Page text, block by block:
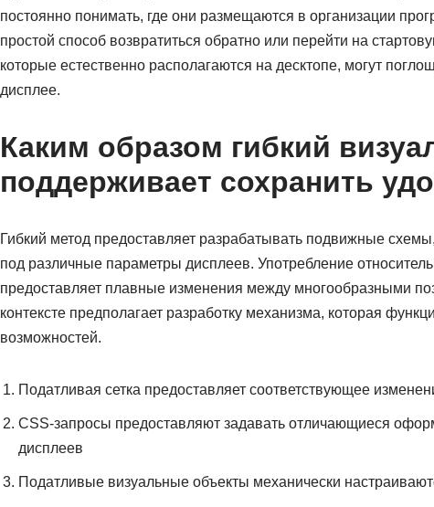
постоянно понимать, где они размещаются в организации
простой способ возвратиться обратно или перейти на
которые естественно располагаются на десктопе, могут
дисплее.
Каким образом гибкий
поддерживает сохранить
Гибкий метод предоставляет разрабатывать подвижные
под различные параметры дисплеев. Употребление
предоставляет плавные изменения между многообразными
контексте предполагает разработку механизма, которая
возможностей.
Податливая сетка предоставляет соответствующее
CSS-запросы предоставляют задавать отличающиеся
дисплеев
Податливые визуальные объекты механически